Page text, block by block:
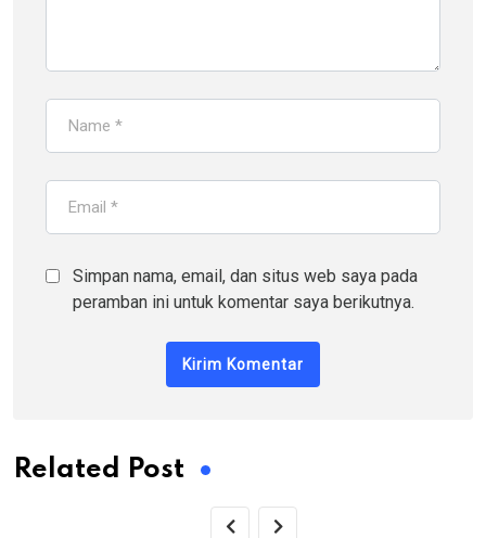
Simpan nama, email, dan situs web saya pada
peramban ini untuk komentar saya berikutnya.
Related Post